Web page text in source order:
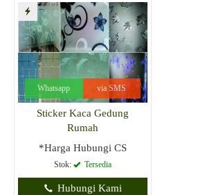
Whatsapp via SMS
Sticker Kaca Gedung
Rumah
*Harga Hubungi CS
Stok: Tersedia
Hubungi Kami